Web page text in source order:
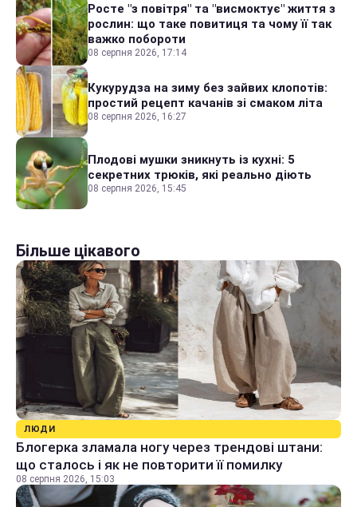
Росте "з повітря" та "висмоктує" життя з
рослин: що таке повитиця та чому її так
важко побороти
08 серпня 2026, 17:14
Кукурудза на зиму без зайвих клопотів:
простий рецепт качанів зі смаком літа
08 серпня 2026, 16:27
Плодові мушки зникнуть із кухні: 5
секретних трюків, які реально діють
08 серпня 2026, 15:45
Більше цікавого
ЛЮДИ
Блогерка зламала ногу через трендові штани:
що сталось і як не повторити її помилку
08 серпня 2026, 15:03